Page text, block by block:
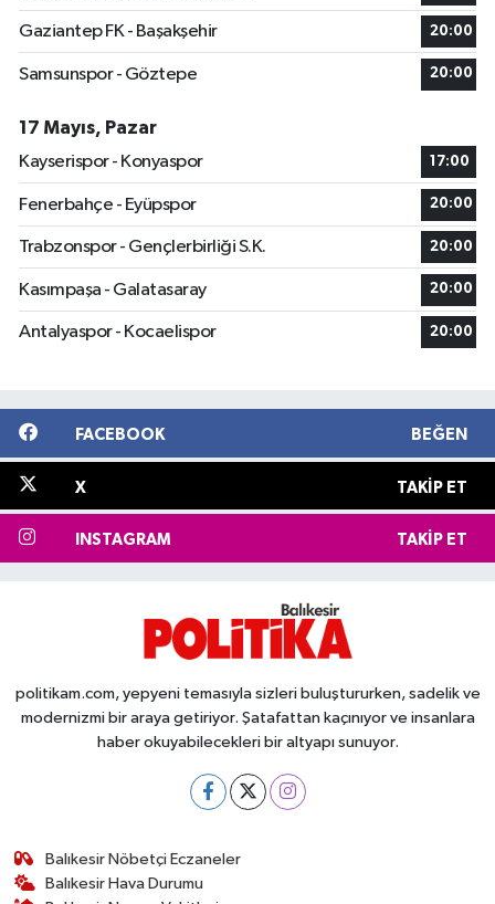
Gaziantep FK - Başakşehir 20:00
Samsunspor - Göztepe 20:00
17 Mayıs, Pazar
Kayserispor - Konyaspor
17:00
Fenerbahçe - Eyüpspor 20:00
Trabzonspor - Gençlerbirliği S.K. 20:00
Kasımpaşa - Galatasaray 20:00
Antalyaspor - Kocaelispor 20:00
FACEBOOK BEĞEN
X TAKIP ET
INSTAGRAM TAKIP ET
politikam.com, yepyeni temasıyla sizleri buluştururken, sadelik ve
modernizmi bir araya getiriyor. Şatafattan kaçınıyor ve insanlara
haber okuyabilecekleri bir altyapı sunuyor.
Balıkesir Nöbetçi Eczaneler
Balıkesir Hava Durumu